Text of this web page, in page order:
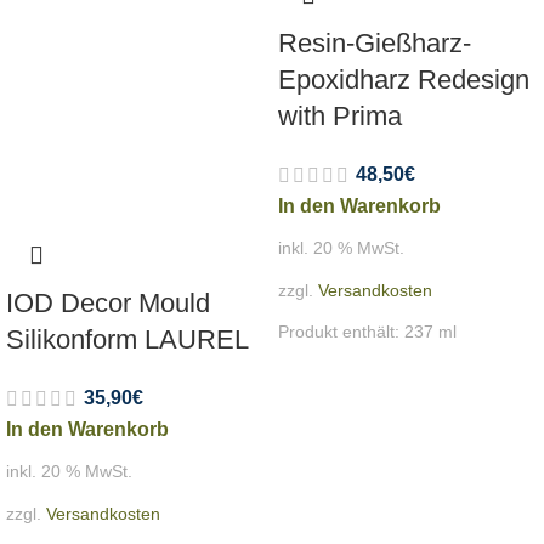
IOD Decor Mould
Silikonform LAUREL
35,90€
In den Warenkorb
inkl. 20 % MwSt.
zzgl. Versandkosten
Resin-Gießharz-
Epoxidharz Redesign
with Prima
48,50€
In den Warenkorb
inkl. 20 % MwSt.
zzgl. Versandkosten
Produkt enthält: 237 ml